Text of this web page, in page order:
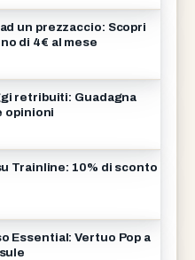
un prezzaccio: Scopri
di 4€ al mese
retribuiti: Guadagna
opinioni
Trainline: 10% di sconto
Essential: Vertuo Pop a